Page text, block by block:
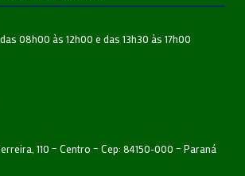
08h00 às 12h00 e das 13h30 às 17h00
110 – Centro – Cep: 84150-000 – Paraná